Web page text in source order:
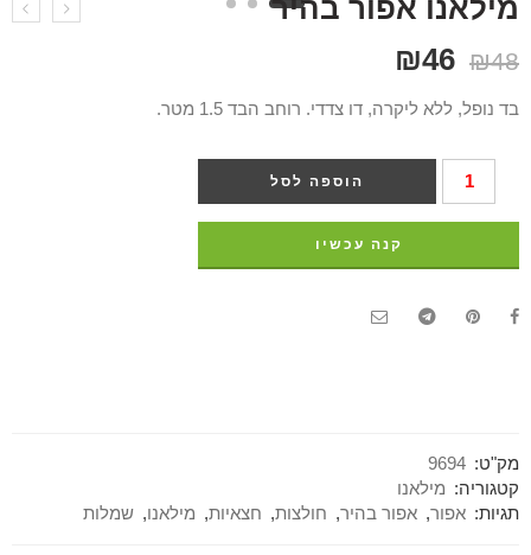
מילאנו אפור בהיר
₪48
₪46
בד נופל, ללא ליקרה, דו צדדי. רוחב הבד 1.5 מטר.
הוספה לסל
קנה עכשיו
מק"ט: 9694
קטגוריה: מילאנו
תגיות: אפור, אפור בהיר, חולצות, חצאיות, מילאנו, שמלות